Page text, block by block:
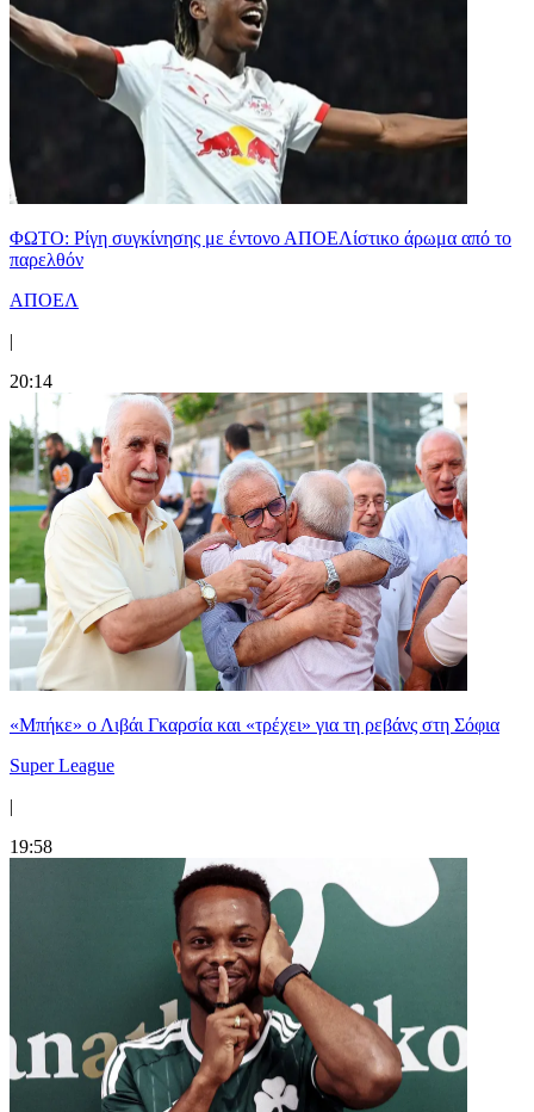
ΦΩΤΟ: Ρίγη συγκίνησης με έντονο ΑΠΟΕΛίστικο άρωμα από το
παρελθόν
ΑΠΟΕΛ
|
20:14
«Μπήκε» ο Λιβάι Γκαρσία και «τρέχει» για τη ρεβάνς στη Σόφια
Super League
|
19:58